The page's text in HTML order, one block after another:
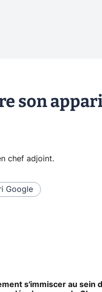
son
chef adjoint.
Google
s'immiscer au sein